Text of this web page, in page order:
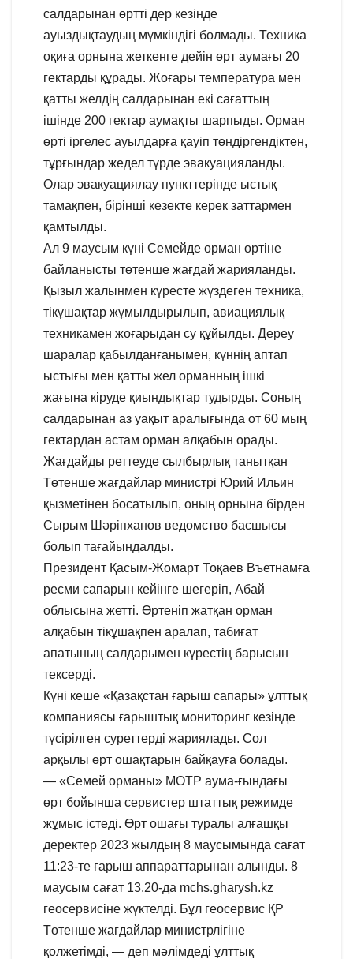
салдарынан өртті дер кезінде
ауыздықтаудың мүмкіндігі болмады. Техника
оқиға орнына жеткенге дейін өрт аумағы 20
гектарды құрады. Жоғары температура мен
қатты желдің салдарынан екі сағаттың
ішінде 200 гектар аумақты шарпыды. Орман
өрті іргелес ауылдарға қауіп төндіргендіктен,
тұрғындар жедел түрде эвакуацияланды.
Олар эвакуациялау пункттерінде ыстық
тамақпен, бірінші кезекте керек заттармен
қамтылды.
Ал 9 маусым күні Семейде орман өртіне
байланысты төтенше жағдай жарияланды.
Қызыл жалынмен күресте жүздеген техника,
тікұшақтар жұмылдырылып, авиациялық
техникамен жоғарыдан су құйылды. Дереу
шаралар қабылданғанымен, күннің аптап
ыстығы мен қатты жел орманның ішкі
жағына кіруде қиындықтар тудырды. Соның
салдарынан аз уақыт аралығында от 60 мың
гектардан астам орман алқабын орады.
Жағдайды реттеуде сылбырлық танытқан
Төтенше жағдайлар министрі Юрий Ильин
қызметінен босатылып, оның орнына бірден
Сырым Шәріпханов ведомство басшысы
болып тағайындалды.
Президент Қасым-Жомарт Тоқаев Въетнамға
ресми сапарын кейінге шегеріп, Абай
облысына жетті. Өртеніп жатқан орман
алқабын тікұшақпен аралап, табиғат
апатының салдарымен күрестің барысын
тексерді.
Күні кеше «Қазақстан ғарыш сапары» ұлттық
компаниясы ғарыштық мониторинг кезінде
түсірілген суреттерді жариялады. Сол
арқылы өрт ошақтарын байқауға болады.
— «Семей орманы» МОТР аума-ғындағы
өрт бойынша сервистер штаттық режимде
жұмыс істеді. Өрт ошағы туралы алғашқы
деректер 2023 жылдың 8 маусымында сағат
11:23-те ғарыш аппараттарынан алынды. 8
маусым сағат 13.20-да mchs.gharysh.kz
геосервисіне жүктелді. Бұл геосервис ҚР
Төтенше жағдайлар министрлігіне
қолжетімді, — деп мәлімдеді ұлттық